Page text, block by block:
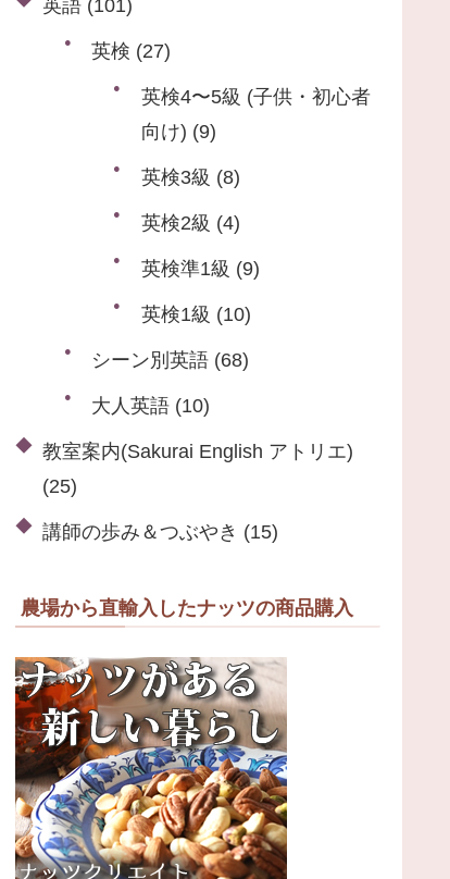
英語 (101)
英検 (27)
英検4〜5級 (子供・初心者
向け) (9)
英検3級 (8)
英検2級 (4)
英検準1級 (9)
英検1級 (10)
シーン別英語 (68)
大人英語 (10)
教室案内(Sakurai English アトリエ)
(25)
講師の歩み＆つぶやき (15)
農場から直輸入したナッツの商品購入